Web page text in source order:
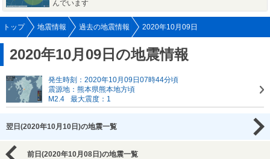
んでいます
トップ 地震情報 過去の地震情報 2020年10月09日
2020年10月09日の地震情報
発生時刻：2020年10月09日07時44分頃
震源地：熊本県熊本地方頃
M2.4
最大震度：1
翌日(2020年10月10日)の地震一覧
前日(2020年10月08日)の地震一覧